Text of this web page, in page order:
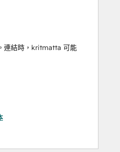
連結時，kritmatta 可能